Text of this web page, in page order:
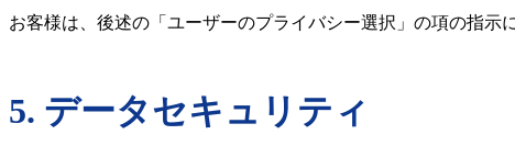
お客様は、後述の「ユーザーのプライバシー選択」の項の指示
5. データセキュリティ